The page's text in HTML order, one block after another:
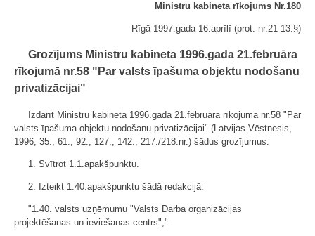
Ministru kabineta rīkojums Nr.180
Rīgā 1997.gada 16.aprīlī (prot. nr.21 13.§)
Grozījums Ministru kabineta 1996.gada 21.februāra
rīkojumā nr.58 "Par valsts īpašuma objektu nodošanu
privatizācijai"
Izdarīt Ministru kabineta 1996.gada 21.februāra rīkojumā nr.58 "Par
valsts īpašuma objektu nodošanu privatizācijai" (Latvijas Vēstnesis,
1996, 35., 61., 92., 127., 142., 217./218.nr.) šādus grozījumus:
1. Svītrot 1.1.apakšpunktu.
2. Izteikt 1.40.apakšpunktu šādā redakcijā:
"1.40. valsts uzņēmumu "Valsts Darba organizācijas
projektēšanas un ieviešanas centrs";".